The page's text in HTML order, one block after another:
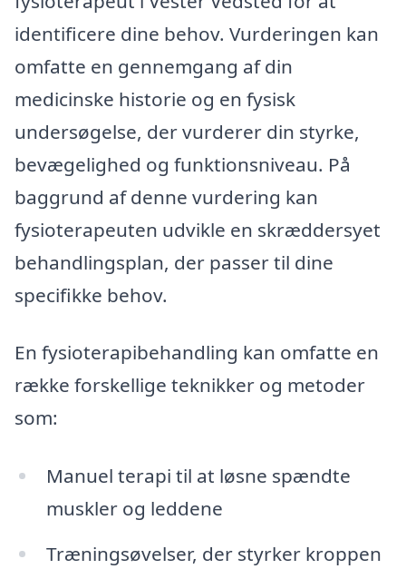
identificere dine behov. Vurderingen kan
omfatte en gennemgang af din
medicinske historie og en fysisk
undersøgelse, der vurderer din styrke,
bevægelighed og funktionsniveau. På
baggrund af denne vurdering kan
fysioterapeuten udvikle en skræddersyet
behandlingsplan, der passer til dine
specifikke behov.
En fysioterapibehandling kan omfatte en
række forskellige teknikker og metoder
som:
Manuel terapi til at løsne spændte
muskler og leddene
Træningsøvelser, der styrker kroppen